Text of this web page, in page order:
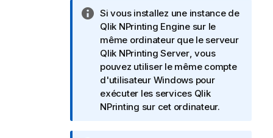
m
e
n
t
N
o
t
e
I
n
f
o
Si vous installez une instance de
Qlik NPrinting Enginesur le
même ordinateur que le serveur
Qlik NPrinting Server, vous
pouvez utiliser le même compte
d'utilisateur Windowspour
exécuter les services Qlik
NPrinting sur cet ordinateur.